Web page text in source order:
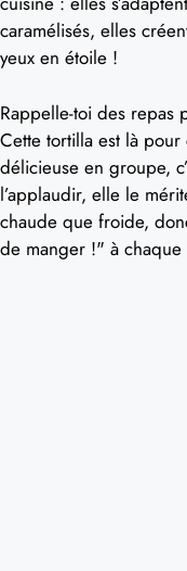
caramélisés, elles
yeux en étoile !
Rappelle-toi des repas
Cette tortilla est là
délicieuse en groupe,
l’applaudir, elle le
chaude que froide,
de manger !" à chaque